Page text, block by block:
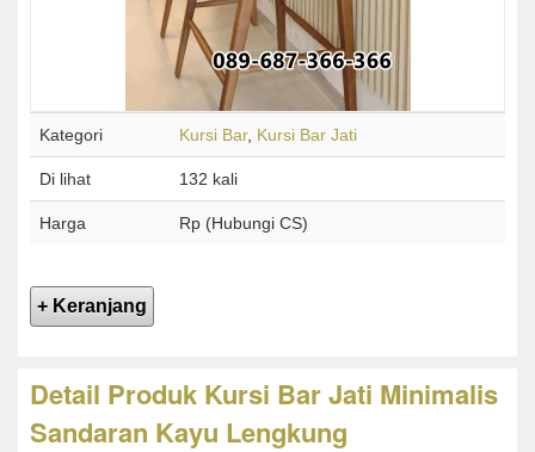
Kategori Kursi Bar, Kursi Bar Jati
Di lihat 132 kali
Harga Rp (Hubungi CS)
Detail Produk Kursi Bar Jati Minimalis
Sandaran Kayu Lengkung